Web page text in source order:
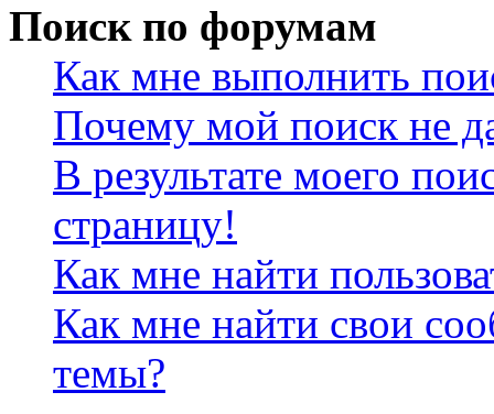
Поиск по форумам
Как мне выполнить
Почему мой поиск не
В результате моего
страницу!
Как мне найти
Как мне найти свои
темы?